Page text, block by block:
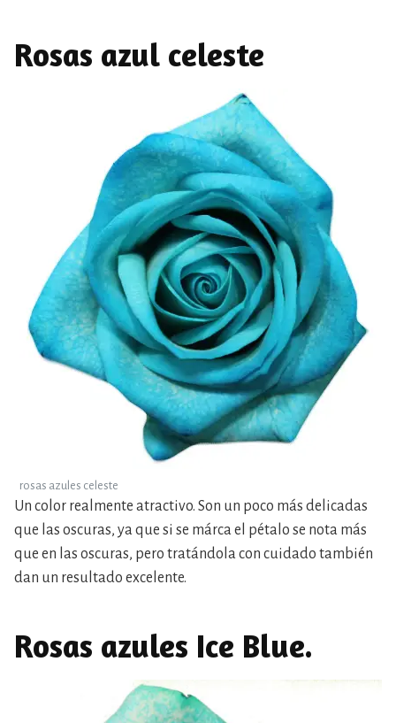
Rosas azul celeste
rosas azules celeste
Un color realmente atractivo. Son un poco más delicadas
que las oscuras, ya que si se márca el pétalo se nota más
que en las oscuras, pero tratándola con cuidado también
dan un resultado excelente.
Rosas azules Ice Blue.